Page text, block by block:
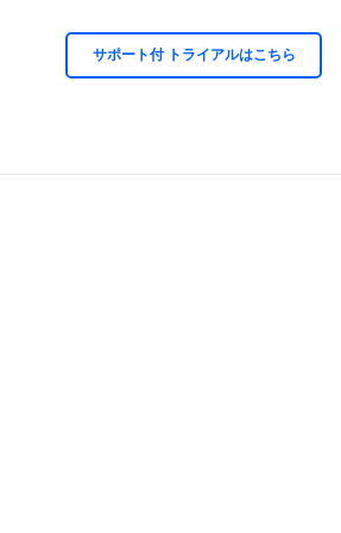
サポート付 トライアルはこちら